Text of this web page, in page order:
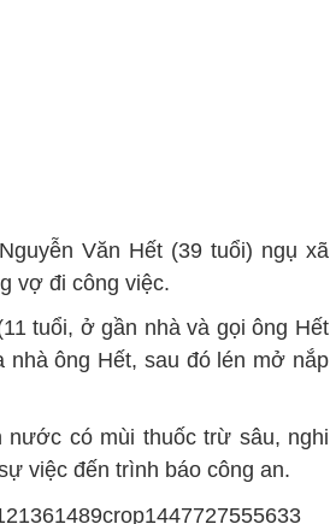
Văn Hết (39 tuổi) ngụ xã
vợ đi công việc.
tuổi, ở gần nhà và gọi ông Hết
nhà ông Hết, sau đó lén mở nắp
có mùi thuốc trừ sâu, nghi
việc đến trình báo công an.